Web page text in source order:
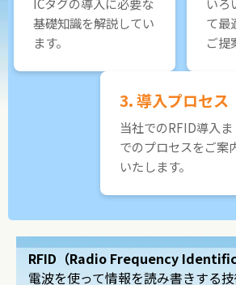
基礎知識を解説してい
ます。
て最
ご提
3. 導入プロセス
当社でのRFID導入ま
でのプロセスをご案
いたします。
RFID（Radio Frequency
電波を使って情報を読み書きする